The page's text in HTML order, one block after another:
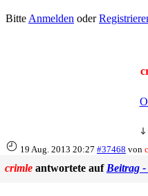
Bitte Anmelden oder
19 Aug. 2013 20:27 #37468 von
crimle antwortete auf Beitrag